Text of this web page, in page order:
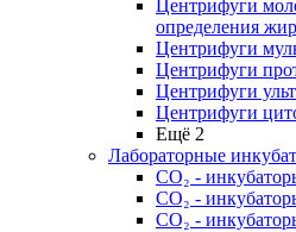
Центрифуги
определения
Центрифуги
Центрифуги
Центрифуги
Центрифуги
Ещё 2
Лабораторные
СО₂ -
СО₂ -
СО₂ -